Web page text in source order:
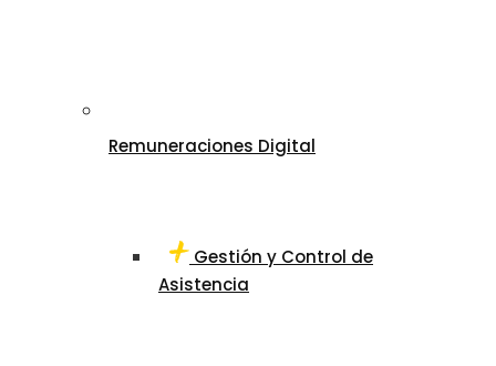
Remuneraciones Digital
Gestión y Control de
Asistencia